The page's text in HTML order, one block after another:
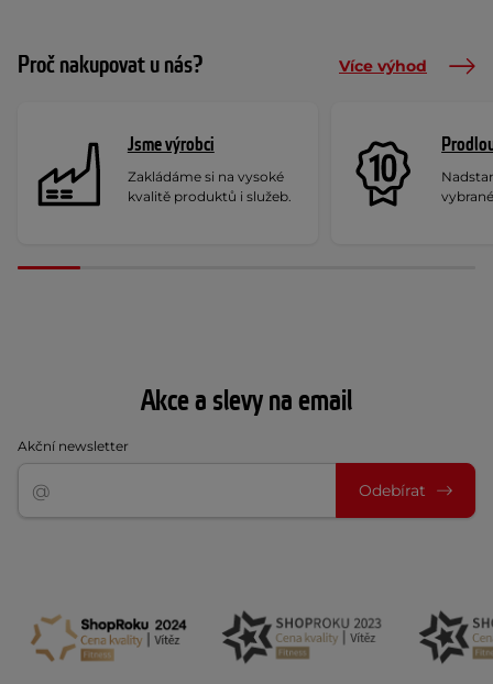
Proč nakupovat u nás? Více výhod
Jsme výrobci
Zakládáme si na vysoké
kvalitě produktů i služeb.
Akce a slevy na email
Akční newsletter
Odebírat